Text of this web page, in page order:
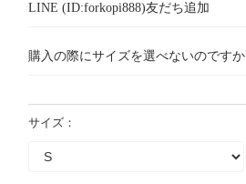
LINE (ID:forkopi888)友だち追加
購入の際にサイズを選べないのですか
サイズ：